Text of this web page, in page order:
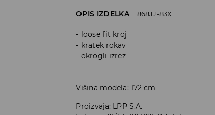
OPIS IZDELKA 868JJ-83X
loose fit kroj
kratek rokav
okrogli izrez
Višina modela: 172 cm
Proizvaja: LPP S.A.